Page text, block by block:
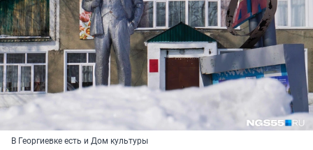
В Георгиевке есть и Дом культуры